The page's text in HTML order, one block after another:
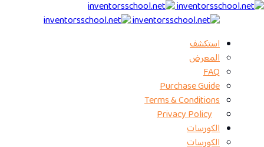
استكشف
المعرض
FAQ
Purchase Guide
Terms & Conditions
Privacy Policy
الكورسات
الكورسات